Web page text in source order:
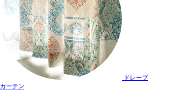
ドレープ
カーテン